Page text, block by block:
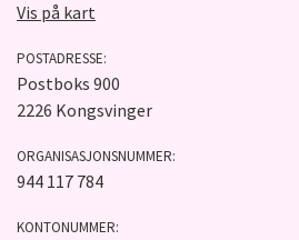
Vis på kart
POSTADRESSE:
Postboks 900
2226 Kongsvinger
ORGANISASJONSNUMMER:
944 117 784
KONTONUMMER: